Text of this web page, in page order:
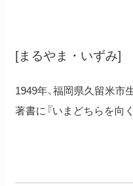
[まるやま・いずみ]
1949年、福岡県久留米市
著書に『いまどちらを向